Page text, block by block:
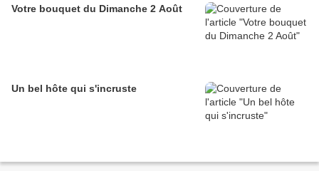
Votre bouquet du Dimanche 2 Août
Un bel hôte qui s'incruste